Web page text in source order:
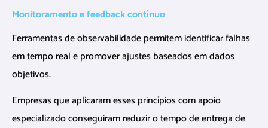
Monitoramento e feedbackcontínuo
Ferramentas de observabilidade permitem identificar falhas
em tempo real e promover ajustes baseados em dados
objetivos.
Empresas que aplicaram esses princípios com apoio
especializado conseguiram reduzir o tempo de entrega de